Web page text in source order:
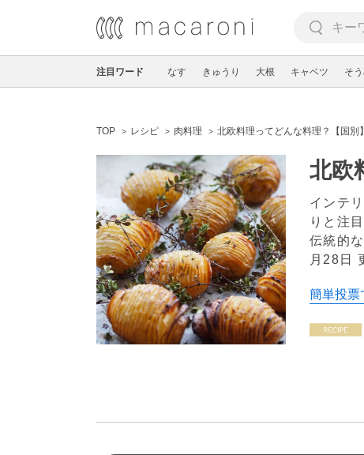
注目ワード なす きゅうり 大根 キャベツ そ
TOP レシピ 肉料理 北欧料理ってどんな料理？【国別
北欧
インテ
りと注
伝統的
月28日
簡単投票